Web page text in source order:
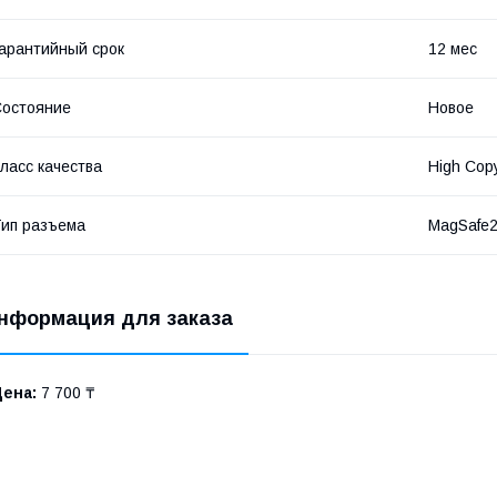
срок 12 мес
Новое
качества High
разъема MagSafe2
для заказа
7 700 ₸